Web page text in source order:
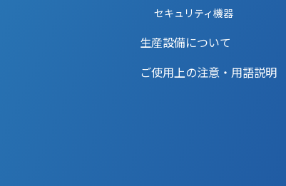
セキュリティ機器
生産設備について
ご使用上の注意・用語説明